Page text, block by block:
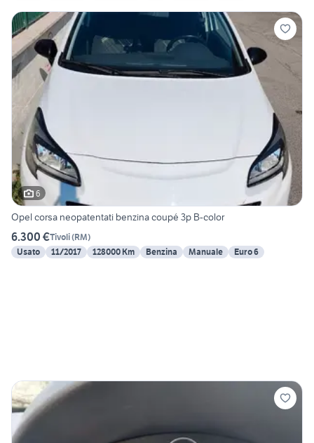
6
Opel corsa neopatentati benzina coupé 3p B-color
6.300 €Tivoli(RM)
Usato
11/2017 128000 Km Benzina Manuale Euro 6